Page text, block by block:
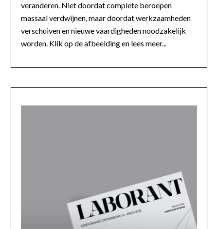
veranderen. Niet doordat complete beroepen
massaal verdwijnen, maar doordat werkzaamheden
verschuiven en nieuwe vaardigheden noodzakelijk
worden. Klik op de afbeelding en lees meer...